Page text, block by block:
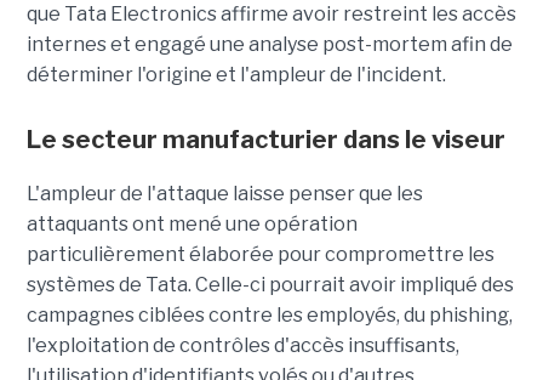
que Tata Electronics affirme avoir restreint les accès
internes et engagé une analyse post-mortem afin de
déterminer l'origine et l'ampleur de l'incident.
Le secteur manufacturier dans le viseur
L'ampleur de l'attaque laisse penser que les
attaquants ont mené une opération
particulièrement élaborée pour compromettre les
systèmes de Tata. Celle-ci pourrait avoir impliqué des
campagnes ciblées contre les employés, du phishing,
l'exploitation de contrôles d'accès insuffisants,